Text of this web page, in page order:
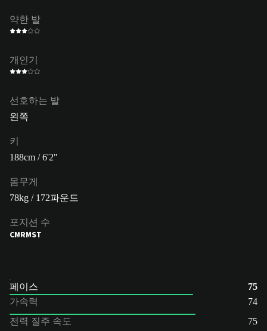
약한 발
개인기
선호하는 발
왼쪽
키
188cm / 6'2"
몸무게
78kg / 172파운드
포지션 수
CMRMST
페이스
75
가속력
74
전력 질주 속도
75